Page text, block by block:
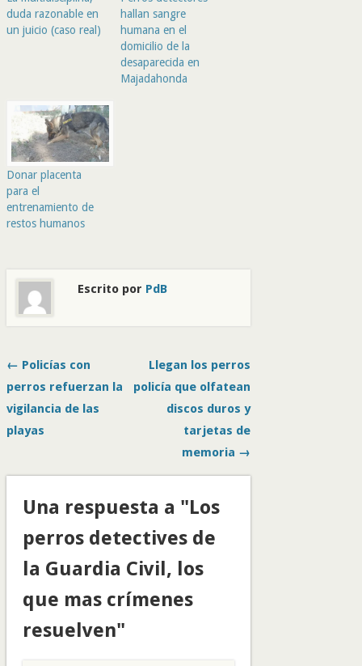
duda razonable en
un juicio (caso real)
hallan sangre
humana en el
domicilio de la
desaparecida en
Majadahonda
Donar placenta
para el
entrenamiento de
restos humanos
Escrito por PdB
← Policías con
perros refuerzan la
vigilancia de las
playas
Llegan los perros
policía que olfatean
discos duros y
tarjetas de
memoria →
Una respuesta a "Los
perros detectives de
la Guardia Civil, los
que mas crímenes
resuelven"